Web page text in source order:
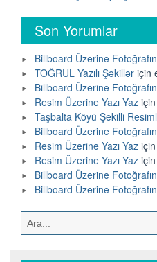
Son Yorumlar
Billboard Üzerine
TOĞRUL Yazılı Şəkillər için
Billboard Üzerine
Resim Üzerine Yazı Yaz için
Taşbalta Köyü Şekilli
Billboard Üzerine
Resim Üzerine Yazı Yaz için
Resim Üzerine Yazı Yaz için
Billboard Üzerine
Billboard Üzerine